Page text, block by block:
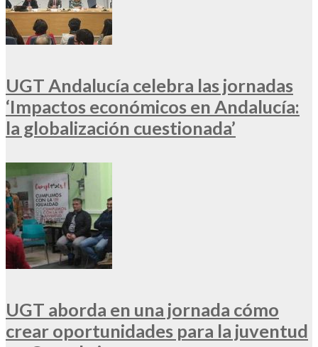
UGT Andalucía celebra las jornadas
‘Impactos económicos en Andalucía:
la globalización cuestionada’
UGT aborda en una jornada cómo
crear oportunidades para la juventud